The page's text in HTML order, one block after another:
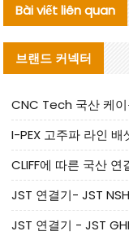
Bài viết liên quan
브랜드 커넥터
I-PEX 고주파 라인
CLIFF에 따른 국산